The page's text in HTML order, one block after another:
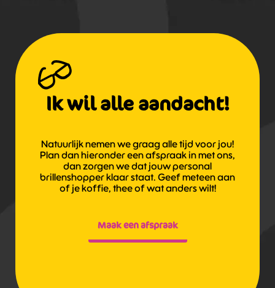
Ik wil alle aandacht!
Natuurlijk nemen we graag alle tijd voor jou!
Plan dan hieronder een afspraak in met ons,
dan zorgen we dat jouw personal
brillenshopper klaar staat. Geef meteen aan
of je koffie, thee of wat anders wilt!
Maak een afspraak